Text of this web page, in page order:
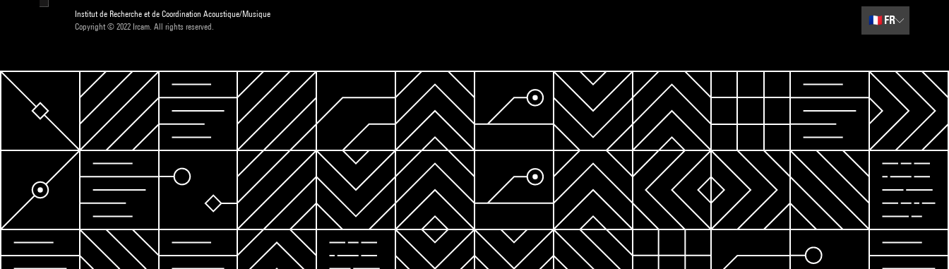
Institut de Recherche et de Coordination Acoustique/Musique
Copyright © 2022 Ircam. All rights reserved.
🇫🇷 FR